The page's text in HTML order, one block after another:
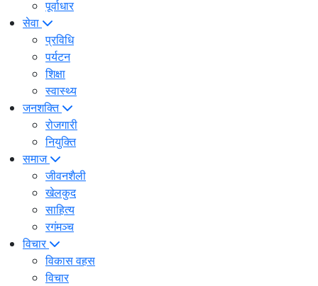
पूर्वाधार
सेवा
प्रविधि
पर्यटन
शिक्षा
स्वास्थ्य
जनशक्ति
रोजगारी
नियुक्ति
समाज
जीवनशैली
खेलकुद
साहित्य
रगंमञ्च
विचार
विकास वहस
विचार